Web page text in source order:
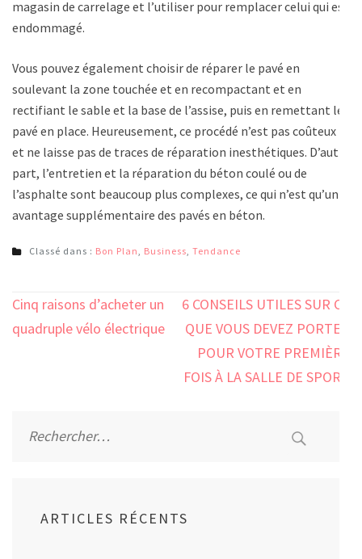
magasin de carrelage et l’utiliser pour remplacer celui qui est
endommagé.
Vous pouvez également choisir de réparer le pavé en
soulevant la zone touchée et en recompactant et en
rectifiant le sable et la base de l’assise, puis en remettant le
pavé en place. Heureusement, ce procédé n’est pas coûteux
et ne laisse pas de traces de réparation inesthétiques. D’autre
part, l’entretien et la réparation du béton coulé ou de
l’asphalte sont beaucoup plus complexes, ce qui n’est qu’un
avantage supplémentaire des pavés en béton.
Classé dans : Bon Plan Business Tendance
Navigation
de
Cinq raisons d’acheter un
quadruple vélo électrique
6 CONSEILS UTILES SUR CE
QUE VOUS DEVEZ PORTER
POUR VOTRE PREMIÈRE
FOIS À LA SALLE DE SPORT
ARTICLES RÉCENTS